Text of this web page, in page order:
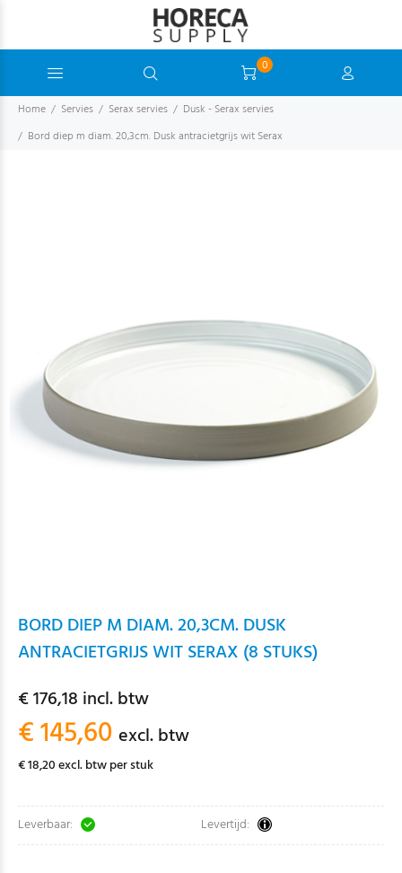
0
Home Servies Serax servies
Dusk - Serax servies
Bord diep m diam. 20,3cm. Dusk antracietgrijs wit Serax
BORD DIEP M DIAM. 20,3CM. DUSK
ANTRACIETGRIJS WIT SERAX (8 STUKS)
€ 176,18 incl. btw
€ 145,60 excl. btw
€ 18,20 excl. btw per stuk
Leverbaar: Levertijd: